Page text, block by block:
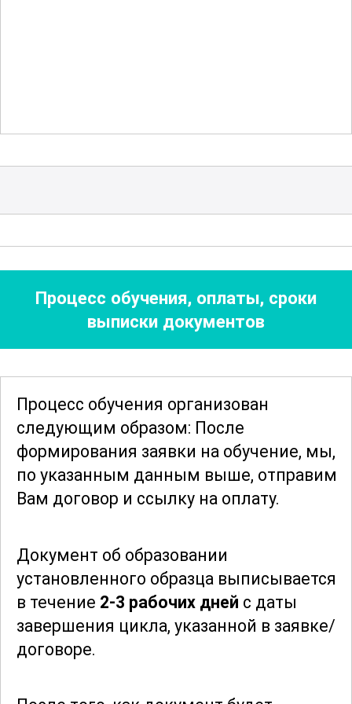
методы доставки лекарств, формы
поколения.
Курс включает темы, связанные с
фармакоэкономикой и логистикой в
фармацевтической отрасли. Участники
аптечными организациями, аспектах
ценообразования и маркетинга
лекарственных средств. Важным
аспектом является изучение этических
норм и правовых аспектов в
деятельности фармацевтов.
Знания, полученные в рамках курса,
помогут участникам эффективно
применять их на практике,
разрабатывать и внедрять новые
лекарственные препараты, а также
Процесс обучения, оплаты, сроки
выписки документов
Процесс обучения организован
следующим образом: После
формирования заявки на обучение, мы,
по указанным данным выше, отправим
Вам договор и ссылку на оплату.
Документ об образовании
установленного образца выписывается
в течение 2-3 рабочих дней с даты
завершения цикла, указанной в заявке/
договоре.